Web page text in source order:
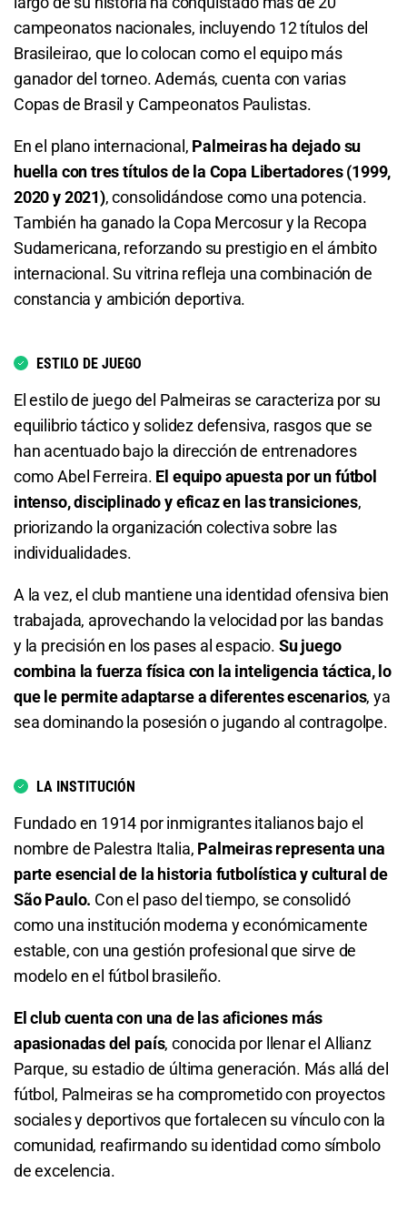
6.79 S/ 67,90 S/ 57,90
Total de Goles - Menos de 4.5
Total de Goles - Más de 6.5
16.00 S/ 160 S/ 150
Total de Goles - Menos de 6.5
1.02 S/ 10,20
Total de Córners - Menos de 8.5
3.15 S/ 31,50 S/ 21,50
Total de Córners - Más de 9.5
1.52
Total de Córners - Menos de 9.5
2.32 S/ 23,20 S/ 13,20
Total de Córners - Más de 10.5
S/ 18,80 S/ 8,80
Total de Córners - Menos de 10.5
1.80 S/ 18 S/ 8
Total de Córners - Más de 11.5
Total de Córners - Menos de 11.5
Total de Córners - Más de 12.5
3.20 S/ 32 S/ 22
Total de Córners - Menos de 12.5
1.29
Total de Goles - Más de 2.5
1.95 S/ 19,50 S/ 9,50
Total de Goles - Menos de 2.5
Total de Goles - Más de 3.5
3.46 S/ 34,60 S/ 24,60
Total de Goles - Menos de 3.5
6.50 S/ 65 S/ 55
Total de Goles - Menos de 4.5
1.12
Total de Goles - Más de 6.5
16.00 S/ 160 S/ 150
Total de Goles - Menos de 6.5
S/ 10,10 S/ 0,10
Se Clasificará Palmeiras
1.22
Se Clasificará Cerro Porteño
S/ 45 S/ 35
Total de Tarjetas - Menos de 0.5
9.00 S/ 90 S/ 80
1.30 S/ 13 S/ 3
1.37 S/ 13,70 S/ 3,70
Palmeiras o Empate
1.43 S/ 14,30
Total de Goles - Más de 0.5
1.10 S/ 11 S/ 1
Total de Goles - Más de 1.5
1.42 S/ 14,20
Total de Goles - Más de 2.5
2.25 S/ 22,50 S/ 12,50
Total de Goles - Menos de 2.5
1.65
Total de Goles - Más de 3.5
4.20 S/ 42 S/ 32
Total de Goles - Menos de 3.5
1.24 S/ 12,40 S/ 2,40
Total de Goles - Más de 4.5
7.80 S/ 78 S/ 68
Total de Goles - Menos de 4.5
1.08 S/ 10,80 S/ 0,80
Total de Tarjetas - Menos de 0.5
Total de Goles - Más de 1.5
1.37
campeonatos nacionales, incluyendo 12 títulos del
Brasileirao, que lo colocan como el equipo más
ganador del torneo. Además, cuenta con varias
Copas de Brasil y Campeonatos Paulistas.
En el plano internacional, Palmeiras ha dejado su
huella con tres títulos de la Copa Libertadores (1999,
2020 y 2021), consolidándose como una potencia.
También ha ganado la Copa Mercosur y la Recopa
Sudamericana, reforzando su prestigio en el ámbito
internacional. Su vitrina refleja una combinación de
constancia y ambición deportiva.
ESTILO DE JUEGO
El estilo de juego del Palmeiras se caracteriza por su
equilibrio táctico y solidez defensiva, rasgos que se
han acentuado bajo la dirección de entrenadores
como Abel Ferreira. El equipo apuesta por un fútbol
intenso, disciplinado y eficaz en las transiciones,
priorizando la organización colectiva sobre las
individualidades.
A la vez, el club mantiene una identidad ofensiva bien
trabajada, aprovechando la velocidad por las bandas
y la precisión en los pases al espacio. Su juego
combina la fuerza física con la inteligencia táctica, lo
que le permite adaptarse a diferentes escenarios, ya
sea dominando la posesión o jugando al contragolpe.
LA INSTITUCIÓN
Fundado en 1914 por inmigrantes italianos bajo el
nombre de Palestra Italia, Palmeiras representa una
parte esencial de la historia futbolística y cultural de
São Paulo. Con el paso del tiempo, se consolidó
como una institución moderna y económicamente
estable, con una gestión profesional que sirve de
modelo en el fútbol brasileño.
El club cuenta con una de las aficiones más
apasionadas del país, conocida por llenar el Allianz
Parque, su estadio de última generación. Más allá del
fútbol, Palmeiras se ha comprometido con proyectos
sociales y deportivos que fortalecen su vínculo con la
comunidad, reafirmando su identidad como símbolo
de excelencia.